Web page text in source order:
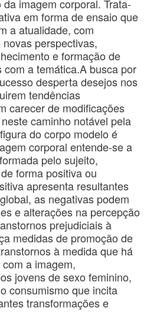
imagem corporal. Trata-
em forma de ensaio que
a atualidade, com
perspectivas,
e formação de
a temática.A busca por
desperta desejos nos
tendências
carecer de modificações
caminho notável pela
do corpo modelo é
corporal entende-se a
pelo sujeito,
forma positiva ou
apresenta resultantes
as negativas podem
e alterações na percepção
prejudiciais à
medidas de promoção de
à medida que há
a imagem,
jovens de sexo feminino,
consumismo que incita
transformações e